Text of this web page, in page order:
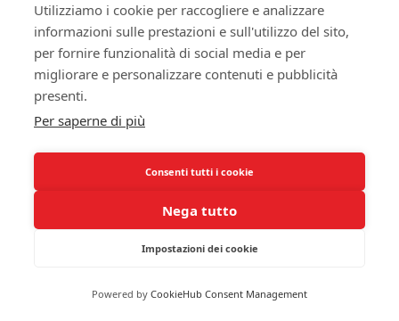
dell’insulina. Questo può tradursi in un aumento
del rischio di sviluppare il diabete di tipo 2. È
fondamentale non sottovalutare l’impatto che la
luce ha sulla tua salute a lungo termine e cercare
soluzioni efficaci per ripristinare i tuoi ritmi
naturali.
Inoltre, la disregolazione circadiana è correlata a
patologie mentali come la
e l’ansia.
Potresti sperimentare un deterioramento
dell’umore e una minore capacità di affrontare lo
stress quotidiano, influenzando la qualità della tua
intervenire tempestivamente, perché il legame tra
Utilizziamo i cookie per raccogliere e analizzare
informazioni sulle prestazioni e sull'utilizzo del sito,
per fornire funzionalità di social media e per
migliorare e personalizzare contenuti e pubblicità
presenti.
Per saperne di più
Consenti tutti i cookie
Nega tutto
Impostazioni dei cookie
Powered by CookieHub Consent Management